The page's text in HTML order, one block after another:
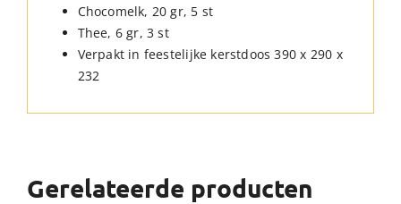
Chocomelk, 20 gr, 5 st
Thee, 6 gr, 3 st
Verpakt in feestelijke kerstdoos 390 x 290 x
232
Gerelateerde producten